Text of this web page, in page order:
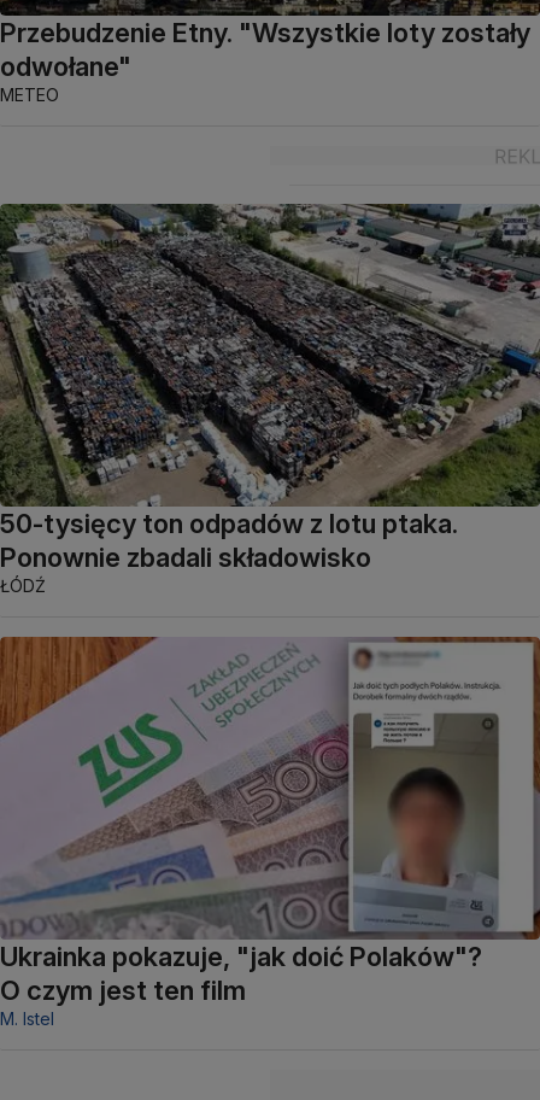
Przebudzenie Etny. "Wszystkie loty zostały
odwołane"
METEO
50-tysięcy ton odpadów z lotu ptaka.
Ponownie zbadali składowisko
ŁÓDŹ
Ukrainka pokazuje, "jak doić Polaków"?
O czym jest ten film
M. Istel